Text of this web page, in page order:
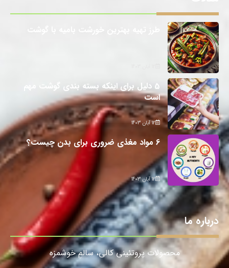
5 دلیل برای اینکه بسته بندی گوشت مهم
است
12 آبان 1403
6 مواد مغذی ضروری برای بدن چیست؟
12 آبان 1403
درباره ما
محصولات پروتئینی کالی، سالمِ خوشمزه